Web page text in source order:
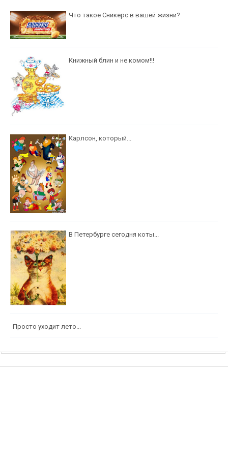
Что такое Сникерс в вашей жизни?
Книжный блин и не комом!!!
Карлсон, который...
В Петербурге сегодня коты...
Просто уходит лето...